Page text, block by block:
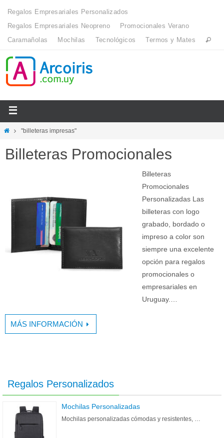
Regalos Empresariales Personalizados
Regalos Empresariales Neopreno
Promocionales Verano
Caramañolas
Mochilas Tecnológicos Termos y Mates
"billeteras impresas"
Billeteras Promocionales
Billeteras
Promocionales
Personalizadas Las
billeteras con logo
grabado, bordado o
impreso a color son
siempre una excelente
opción para regalos
promocionales o
empresariales en
Uruguay.…
MÁS INFORMACIÓN
Regalos Personalizados
Mochilas Personalizadas
Mochilas personalizadas cómodas y resistentes, …